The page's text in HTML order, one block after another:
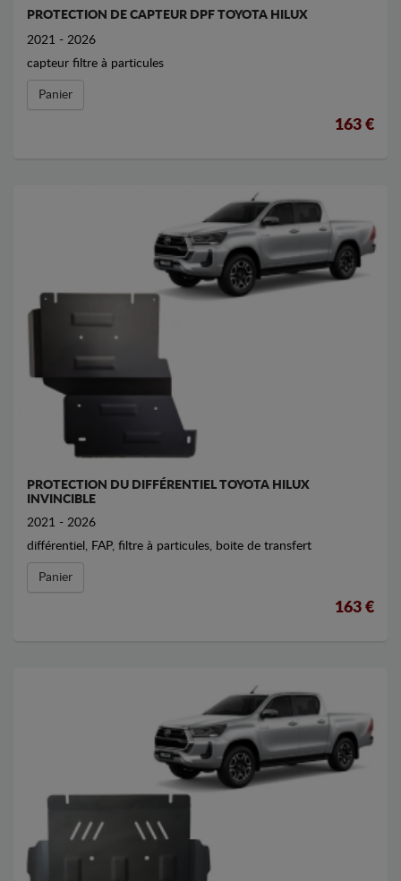
PROTECTION DE CAPTEUR DPF TOYOTA HILUX
2021 - 2026
capteur filtre à particules
Panier
163 €
PROTECTION DU DIFFÉRENTIEL TOYOTA HILUX
INVINCIBLE
2021 - 2026
différentiel, FAP, filtre à particules, boite de transfert
Panier
163 €